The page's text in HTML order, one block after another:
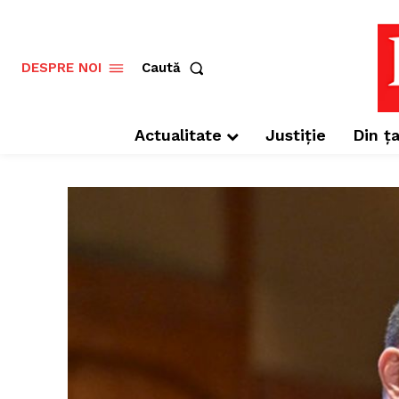
DESPRE NOI Caută
Actualitate Justiție Din